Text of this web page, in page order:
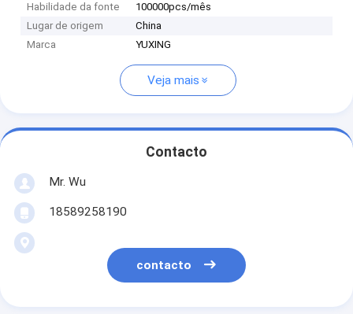
Habilidade da fonte
100000pcs/mês
Lugar de origem
China
Marca
YUXING
Veja mais
Contacto
Mr. Wu
18589258190
contacto